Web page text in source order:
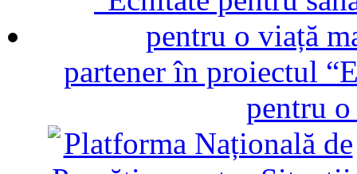
partener în proiectul
pentru